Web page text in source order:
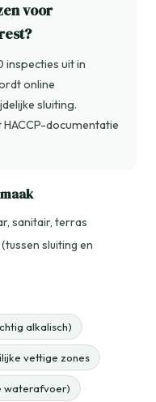
voor
inspecties uit in
online
sluiting.
documentatie
sanitair, terras
sluiting en
alkalisch)
vettige zones
waterafvoer)